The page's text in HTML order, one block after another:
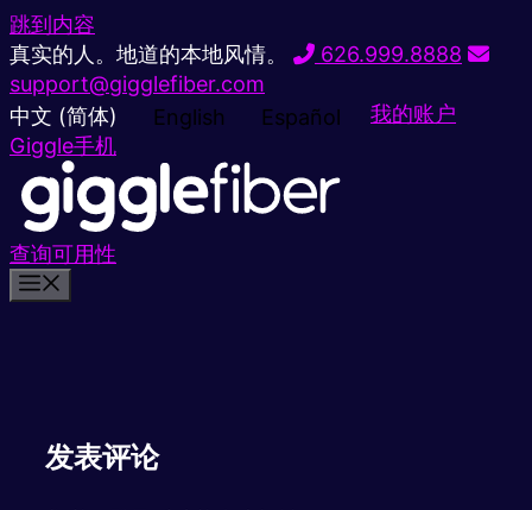
跳到内容
真实的人。地道的本地风情。
626.999.8888
support@gigglefiber.com
中文 (简体)
English Español
我的账户
Giggle手机
查询可用性
发表评论